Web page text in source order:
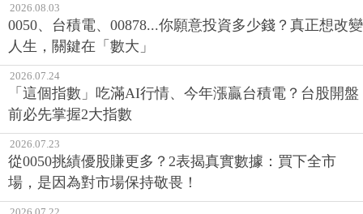
2026.08.03
0050、台積電、00878...你願意投資多少錢？真正想改變
人生，關鍵在「數大」
2026.07.24
「這個指數」吃滿AI行情、今年漲贏台積電？台股開盤
前必先掌握2大指數
2026.07.23
從0050挑績優股賺更多？2表揭真實數據：買下全市
場，是因為對市場保持敬畏！